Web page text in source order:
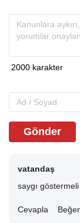
Gönder
vatandaş
saygı
Cevapla